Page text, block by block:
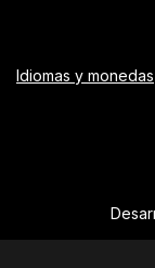
Idiomas y monedas